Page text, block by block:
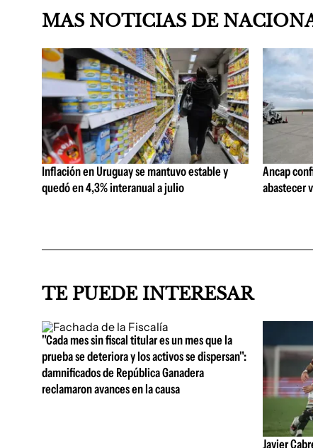
MAS NOTICIAS DE
Inflación en Uruguay se mantuvo estable y
quedó en 4,3% interanual a julio
Ancap
abastecer
TE PUEDE INTERESAR
"Cada mes sin fiscal titular es un mes que la
prueba se deteriora y los activos se dispersan":
damnificados de República Ganadera
reclamaron avances en la causa
Javier